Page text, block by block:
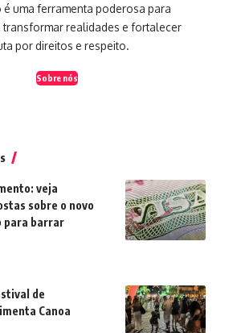
uma ferramenta poderosa para
transformar realidades e fortalecer
por direitos e respeito.
Sobre nós
veja
sobre o novo
para barrar
de
Canoa